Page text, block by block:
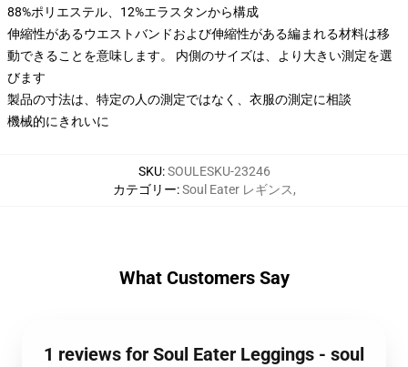
88%ポリエステル、12%エラスタンから構成
伸縮性があるウエストバンドおよび伸縮性がある編まれる材料は移
動できることを意味します。 内側のサイズは、より大きい測定を選
びます
製品の寸法は、特定の人の測定ではなく、衣服の測定に相談
機械的にきれいに
SKU:SOULESKU-23246
カテゴリー:Soul Eater レギンス,
What Customers Say
1 reviews for Soul Eater Leggings - soul